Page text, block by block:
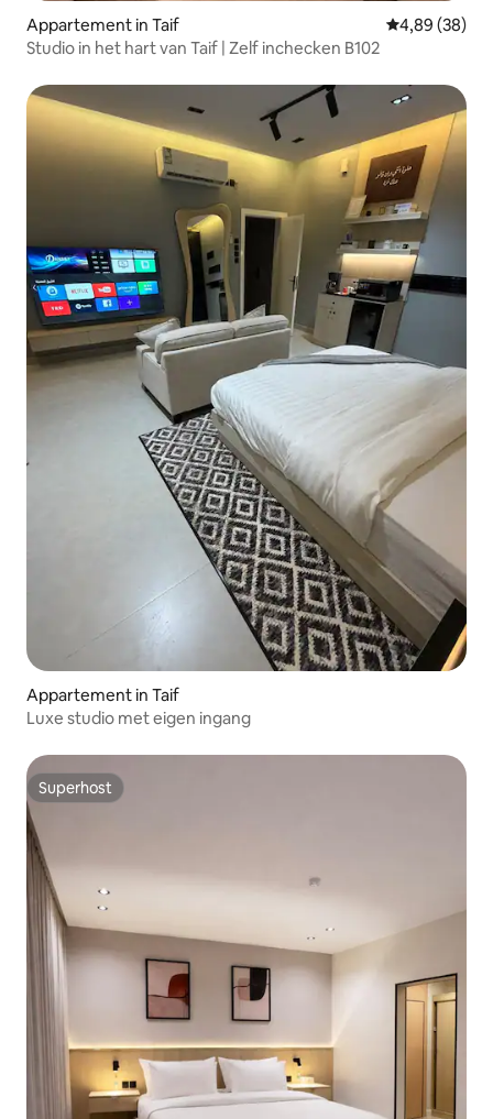
Appartement in Taif Gemiddelde
4,89 (38)
Studio in het hart van Taif | Zelf inchecken B102
Appartement in Taif
Luxe studio met eigen ingang
Superhost
Superhost